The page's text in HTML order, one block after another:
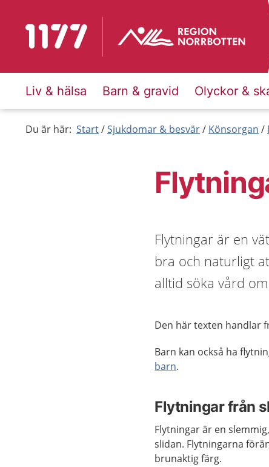
Till startsidan för 1177
Liv & hälsa Barn & gravid Olyckor &
Du är här: Start Sjukdomar & besvär Könsorgan
Flytningar är en
bra och naturligt
alltid söka vård
Den här texten handlar
Barn kan också ha
barn.
Flytningar från
Flytningar är en
slidan. Flytningarna
brunaktig färg.